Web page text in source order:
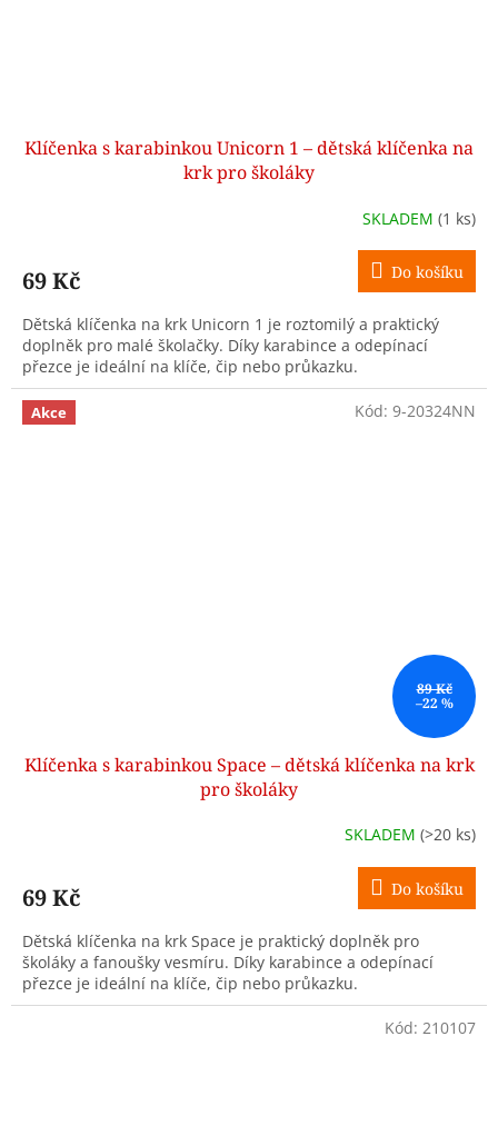
Klíčenka s karabinkou Unicorn 1 – dětská klíčenka na
krk pro školáky
SKLADEM (1 ks)
69 Kč Do košíku
Dětská klíčenka na krk Unicorn 1 je roztomilý a praktický
doplněk pro malé školačky. Díky karabince a odepínací
přezce je ideální na klíče, čip nebo průkazku.
Akce
89 Kč
–22 %
Klíčenka s karabinkou Space – dětská klíčenka na krk
pro školáky
SKLADEM (>20 ks)
69 Kč Do košíku
Dětská klíčenka na krk Space je praktický doplněk pro
školáky a fanoušky vesmíru. Díky karabince a odepínací
přezce je ideální na klíče, čip nebo průkazku.
Kód: 9-20324NN
Kód: 210107